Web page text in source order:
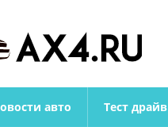
авто Тест драйв